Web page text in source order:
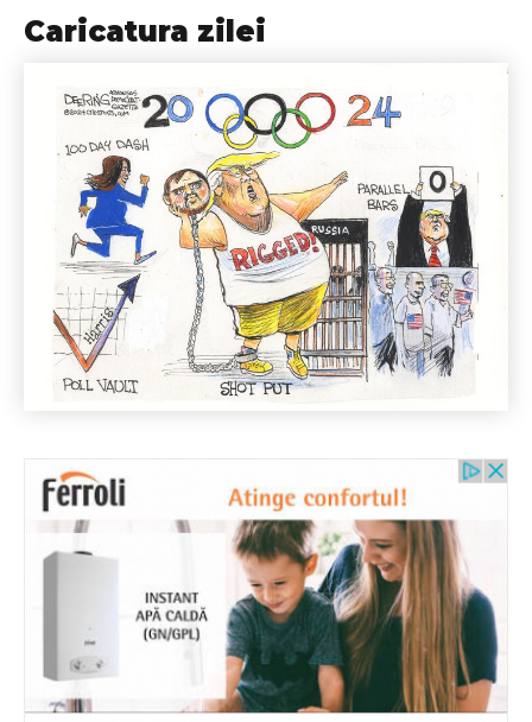
Caricatura zilei